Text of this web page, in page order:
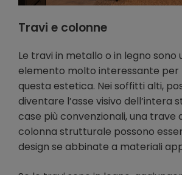
Travi e colonne
Le travi in metallo o in legno sono
elemento molto interessante
questa estetica. Nei soffitti alti,
diventare l’asse visivo dell’intera
case più convenzionali, una trave
colonna strutturale possono
design se abbinate a materiali